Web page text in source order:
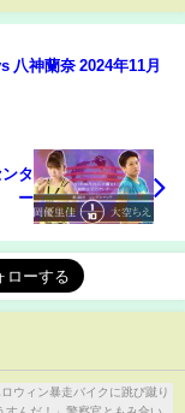
八神蘭奈 2024年11月
タ
ー